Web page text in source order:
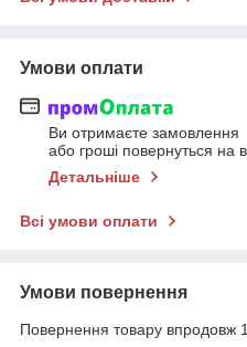
Умови оплати
Ви отримаєте замовлення
або гроші повернуться на
Детальніше
Всі умови оплати
Умови повернення
Повернення товару впродовж